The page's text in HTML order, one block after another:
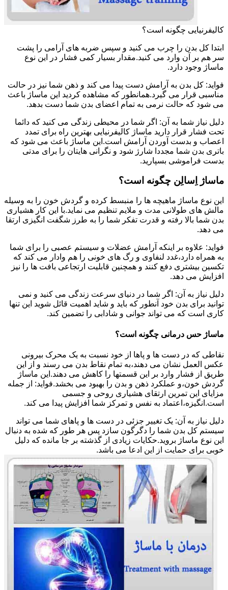
کالیفرنیایی چگونه است؟
ابتدا کل بدن را چرب می کنید و سپس ضربه های آرامی را پشت
سر هم بر آن وارد می کنید.مقدار بسیار کمی فشار در این نوع
ماساژ وجود دارد.
فواید: کل بدن به آرامش دست پیدا می کند و ذهن شما نیز در حالت
مناسبی قرار می گیرد.همانطور که مشاهده کردید این ماساژ باعث
می شود که حالت نرمی به تمام اعضای بدن شما دست بدهد.
دلیل نیاز شما به آن: اگر شما در محیطی زندگی می کنید که دائما
تحت فشار قرار دارید ماساژ کالیفرنیایی بهترین راه برای تمدد
اعصاب و بدست آوردن آرامش است.این ماساژ باعث می شود که
باتری بدن شما مجددا شارژ شود و نگرانی هایتان را برای مدتی
بدست فراموشی بسپارید.
ماساژ اِسالِن چگونه است؟
این نوع ماساژ ماهیچه ها را منبسط کرده و گردش خون را به وسیله
مالش های طولانی مدت و ملایم تنظیم می نماید.با این کار هشیاری
بدن شما بالا رفته و قدرت تفکر شما را به طرز شگفت انگیزی ارتقا
می دهد.
فواید: علاوه بر اینکه آرامش عضلات و سیستم عصبی را برای شما
به همراه دارد،غدد لنفاوی و رگ های خونی را هم وادار می کند که
تکسین بیشتری دفع کنند و همچنین قابلیت ارتجاعی بافت ها را نیز
افزایش می دهد.
دلیل نیاز به آن: اگر شما در دنیای سرعت زندگی می کنید و نمی
توانید برای بدن خود آنطور که باید و شاید اهمیت قائل شوید این تنها
کاری است که می تواند جوانی و شادابی را تضمین کند.
ماساژ حس درمانی چگونه است؟
نقاطی که در دست ها و پاها از خود نسبت به یک محرک بیرونی
عکس العمل نشان می دهند،به تمام نقاط بدن می رسند و از این
طریق از فشار وارد بر این قسمتها را کاهش می دهند.این ماساژ
گردش خون،و عملکرد ذهن و بدن را بهبود می بخشد.فواید: از جمله
مزایای این تمرین ارتقای هشیاری روحی و جسمی
است.انگیزه،اعتماد به نفس و تمرکز شما افزایش پیدا می کند.
دلیل نیاز به آن: یک تغییر جزئی در دست ها و پاهای شما می تواند
سیستم کل بدن شما را دگرگون سازد پس هر طور که شده به دنبال
این نوع ماساژ بروید.حکایات زیادی از گذشته بر جا مانده که دلیل
خوبی برای حمایت از این ادعا می باشد.